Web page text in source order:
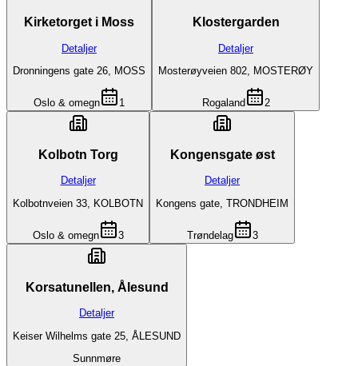
Kirketorget i Moss
Detaljer
Dronningens gate 26, MOSS
Oslo & omegn 1
Klostergarden
Detaljer
Mosterøyveien 802, MOSTERØY
Rogaland 2
Kolbotn Torg
Detaljer
Kolbotnveien 33, KOLBOTN
Oslo & omegn 3
Kongensgate øst
Detaljer
Kongens gate, TRONDHEIM
Trøndelag 3
Korsatunellen, Ålesund
Detaljer
Keiser Wilhelms gate 25, ÅLESUND
Sunnmøre